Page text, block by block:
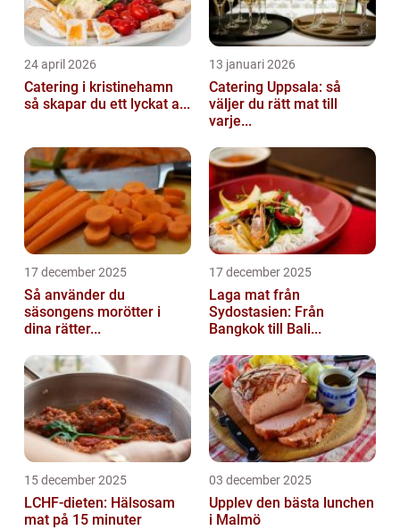
24 april 2026
Catering i kristinehamn
så skapar du ett lyckat a...
13 januari 2026
Catering Uppsala: så
väljer du rätt mat till
varje...
17 december 2025
Så använder du
säsongens morötter i
dina rätter...
17 december 2025
Laga mat från
Sydostasien: Från
Bangkok till Bali...
15 december 2025
LCHF-dieten: Hälsosam
mat på 15 minuter
03 december 2025
Upplev den bästa lunchen
i Malmö